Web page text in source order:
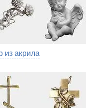
из акрила